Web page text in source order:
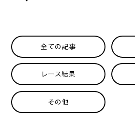
全ての記事
レース結果
その他